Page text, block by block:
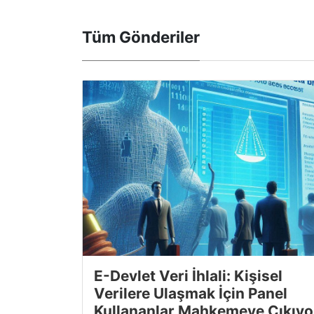
Tüm Gönderiler
E-Devlet Veri İhlali: Kişisel
Verilere Ulaşmak İçin Panel